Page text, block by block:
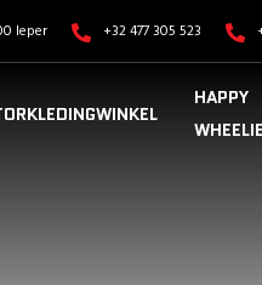
Ieper +32 477 305 523
HAPPY